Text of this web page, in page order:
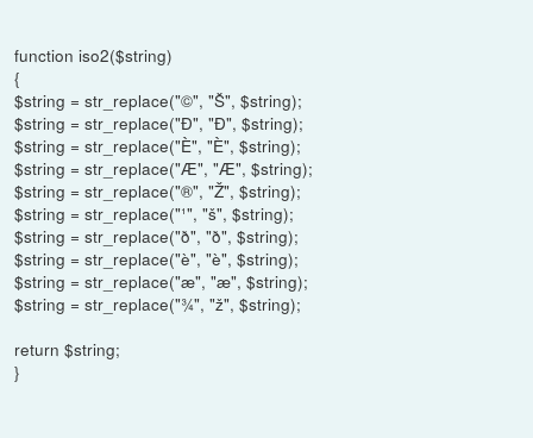
function iso2($string)
{
$string = str_replace("©", "Š", $string);
$string = str_replace("Ð", "Ð", $string);
$string = str_replace("È", "È", $string);
$string = str_replace("Æ", "Æ", $string);
$string = str_replace("®", "Ž", $string);
$string = str_replace("¹", "š", $string);
$string = str_replace("ð", "ð", $string);
$string = str_replace("è", "è", $string);
$string = str_replace("æ", "æ", $string);
$string = str_replace("¾", "ž", $string);
return $string;
}